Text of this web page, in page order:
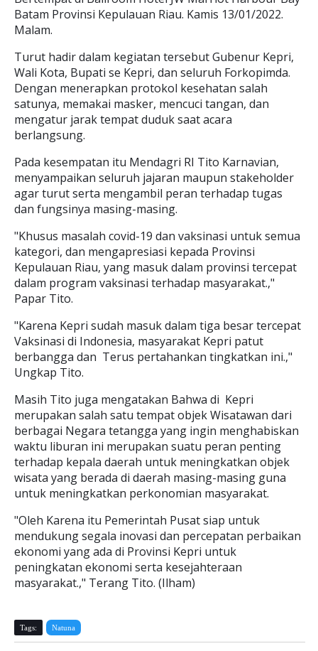
Batam Provinsi Kepulauan Riau. Kamis 13/01/2022.
Malam.
Turut hadir dalam kegiatan tersebut Gubenur Kepri,
Wali Kota, Bupati se Kepri, dan seluruh Forkopimda.
Dengan menerapkan protokol kesehatan salah
satunya, memakai masker, mencuci tangan, dan
mengatur jarak tempat duduk saat acara
berlangsung.
Pada kesempatan itu Mendagri RI Tito Karnavian,
menyampaikan seluruh jajaran maupun stakeholder
agar turut serta mengambil peran terhadap tugas
dan fungsinya masing-masing.
"Khusus masalah covid-19 dan vaksinasi untuk semua
kategori, dan mengapresiasi kepada Provinsi
Kepulauan Riau, yang masuk dalam provinsi tercepat
dalam program vaksinasi terhadap masyarakat.,"
Papar Tito.
"Karena Kepri sudah masuk dalam tiga besar tercepat
Vaksinasi di Indonesia, masyarakat Kepri patut
berbangga dan Terus pertahankan tingkatkan ini.,"
Ungkap Tito.
Masih Tito juga mengatakan Bahwa di Kepri
merupakan salah satu tempat objek Wisatawan dari
berbagai Negara tetangga yang ingin menghabiskan
waktu liburan ini merupakan suatu peran penting
terhadap kepala daerah untuk meningkatkan objek
wisata yang berada di daerah masing-masing guna
untuk meningkatkan perkonomian masyarakat.
"Oleh Karena itu Pemerintah Pusat siap untuk
mendukung segala inovasi dan percepatan perbaikan
ekonomi yang ada di Provinsi Kepri untuk
peningkatan ekonomi serta kesejahteraan
masyarakat.," Terang Tito. (Ilham)
Tags: Natuna